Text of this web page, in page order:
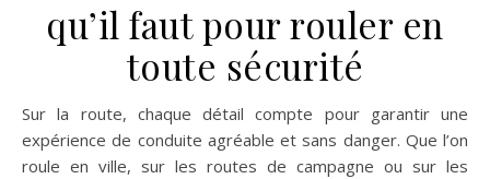
qu’il faut pour rouler en
toute sécurité
Sur la route, chaque détail compte pour garantir une
expérience de conduite agréable et sans danger. Que l’on
roule en ville, sur les routes de campagne ou sur les